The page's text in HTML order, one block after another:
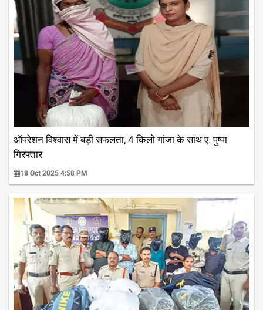
ऑपरेशन विश्वास में बड़ी सफलता, 4 किलो गांजा के साथ ए. पुष्पा
गिरफ्तार
18 Oct 2025 4:58 PM